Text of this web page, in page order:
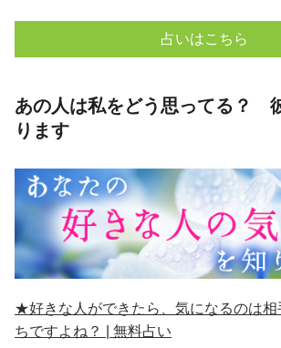
占いはこちら
あの人は私をどう思ってる？
ります
★好きな人ができたら、気になるのは相
ちですよね？ | 無料占い